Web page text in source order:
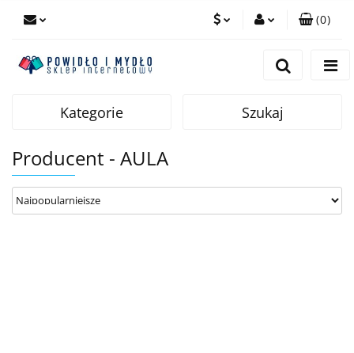
Dodaj zgłoszenie
(0)
Kategorie Szukaj
Producent - AULA